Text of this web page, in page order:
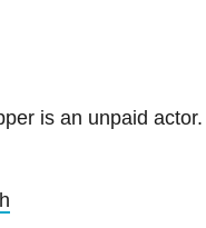
is an unpaid